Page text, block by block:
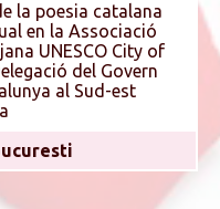
la poesia catalana
en la Associació
UNESCO City of
del Govern
al Sud-est